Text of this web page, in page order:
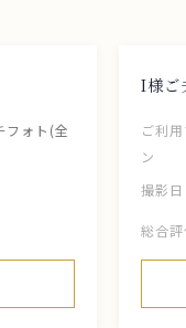
フォト(全
I様
ご利
ン
撮影日
総合